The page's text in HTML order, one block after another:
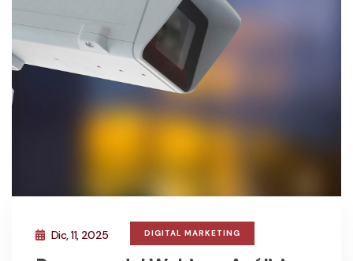
Dic, 11, 2025 DIGITAL MARKETING